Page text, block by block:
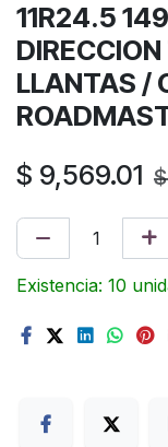
11R24.5
LLANTAS /
$ 9,569.01
Existencia: 10